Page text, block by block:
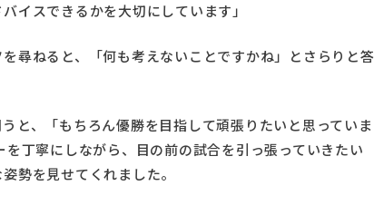
イスできるかを大切にしています」
尋ねると、「何も考えないことですかね」とさらりと答
と、「もちろん優勝を目指して頑張りたいと思っていま
丁寧にしながら、目の前の試合を引っ張っていきたい
勢を見せてくれました。